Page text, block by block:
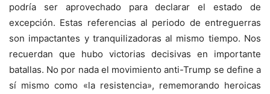
podría ser aprovechado para declarar el estado de
excepción. Estas referencias al periodo de entreguerras
son impactantes y tranquilizadoras al mismo tiempo. Nos
recuerdan que hubo victorias decisivas en importante
batallas. No por nada el movimiento anti-Trump se define a
sí mismo como «la resistencia», rememorando heroicas